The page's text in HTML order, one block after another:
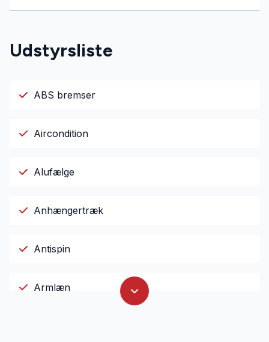
Udstyrsliste
ABS bremser
Aircondition
Alufælge
Anhængertræk
Antispin
Armlæn